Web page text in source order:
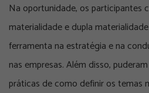
Na oportunidade, os participantes
materialidade e dupla
ferramenta na estratégia e na
nas empresas. Além disso,
práticas de como definir os temas